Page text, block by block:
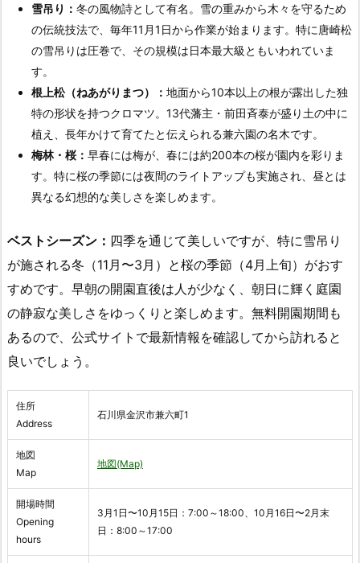
雪吊り： 冬の風物詩として有名。雪の重みから木々を守るため
の伝統技法で、毎年11月1日から作業が始まります。特に唐崎松
の雪吊りは圧巻で、その規模は日本最大級ともいわれていま
す。
根上松（ねあがりまつ）： 地面から10本以上の根が露出した独
特の形状を持つクロマツ。13代藩主・前田斉泰が盛り土の中に
植え、長年かけて育てたと伝えられる兼六園の名木です。
梅林・桜： 早春には梅が、春には約200本の桜が園内を彩りま
す。特に桜の季節には夜間のライトアップも実施され、昼とは
異なる幻想的な美しさを楽しめます。
ベストシーズン： 四季を通じて美しいですが、特に雪吊り
が施される冬（11月〜3月）と桜の季節（4月上旬）がおす
すめです。早朝の開園直後は人が少なく、朝日に輝く庭園
の静寂な美しさをゆっくりと楽しめます。無料開園期間も
あるので、公式サイトで最新情報を確認してから訪れると
良いでしょう。
住所
Address
石川県金沢市兼六町1
地図
Map
地図(Map)
開場時間
Opening
hours
3月1日〜10月15日：7:00～18:00、10月16日〜2月末
日：8:00～17:00